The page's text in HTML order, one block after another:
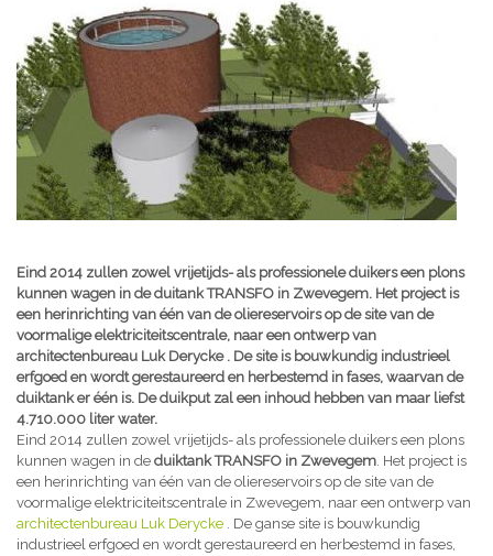
Eind 2014 zullen zowel vrijetijds- als professionele duikers een plons
kunnen wagen in de duitank TRANSFO in Zwevegem. Het project is
een herinrichting van één van de oliereservoirs op de site van de
voormalige elektriciteitscentrale, naar een ontwerp van
architectenbureau Luk Derycke . De site is bouwkundig industrieel
erfgoed en wordt gerestaureerd en herbestemd in fases, waarvan de
duiktank er één is. De duikput zal een inhoud hebben van maar liefst
4.710.000 liter water.
Eind 2014 zullen zowel vrijetijds- als professionele duikers een plons
kunnen wagen in de duiktank TRANSFO in Zwevegem. Het project is
een herinrichting van één van de oliereservoirs op de site van de
voormalige elektriciteitscentrale in Zwevegem, naar een ontwerp van
architectenbureau Luk Derycke . De ganse site is bouwkundig
industrieel erfgoed en wordt gerestaureerd en herbestemd in fases,